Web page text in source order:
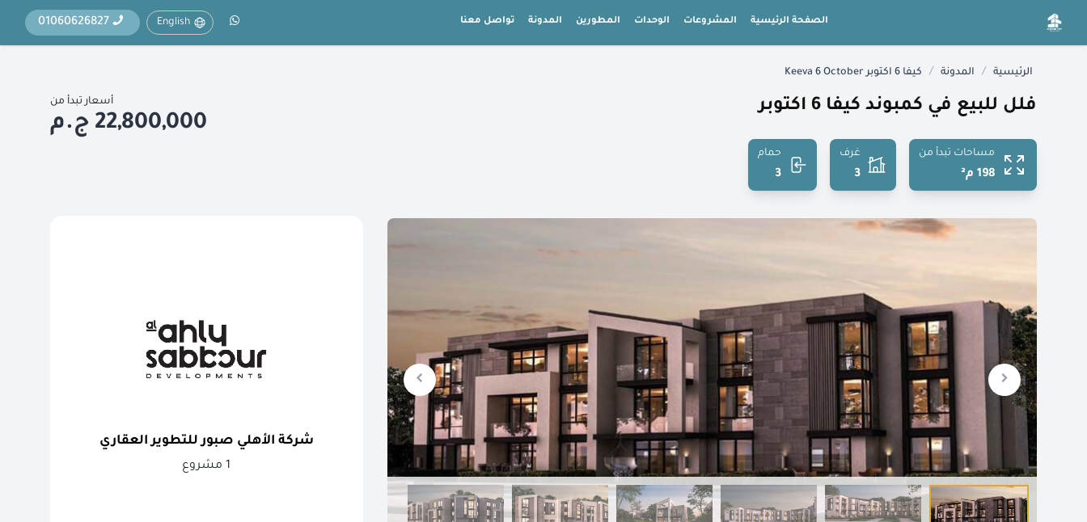
الصفحة الرئيسية المشروعات الوحدات المطورين المدونة تواصل معنا English
01060626827
الرئيسية / المدونة / كيفا 6 اكتوبر Keeva 6 October
فلل للبيع في كمبوند كيفا 6 اكتوبر
مساحات تبدأ من
198 م²
غرف
3
حمام
3
أسعار تبدأ من
22,800,000 ج.م
شركة الأهلي صبور للتطوير العقاري
1 مشروع